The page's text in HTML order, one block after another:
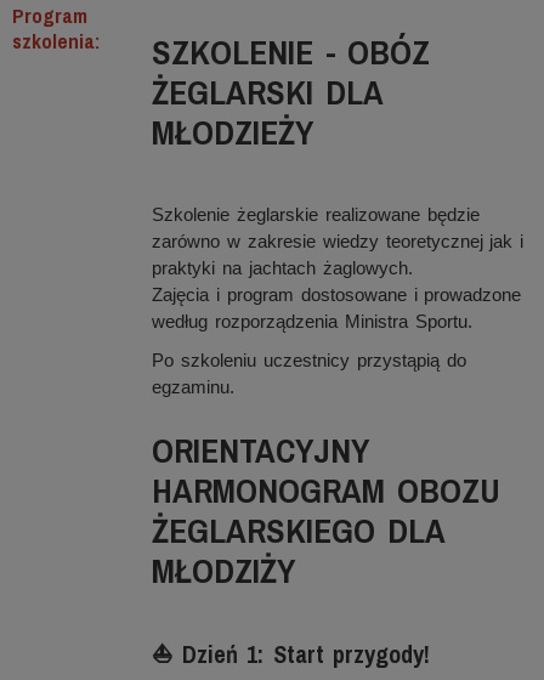
Program
szkolenia:
SZKOLENIE - OBÓZ
ŻEGLARSKI DLA
MŁODZIEŻY
Szkolenie żeglarskie realizowane będzie
zarówno w zakresie wiedzy teoretycznej jak i
praktyki na jachtach żaglowych.
Zajęcia i program dostosowane i prowadzone
według rozporządzenia Ministra Sportu.
Po szkoleniu uczestnicy przystąpią do
egzaminu.
ORIENTACYJNY
HARMONOGRAM OBOZU
ŻEGLARSKIEGO DLA
MŁODZIŻY
⛵ Dzień 1: Start przygody!